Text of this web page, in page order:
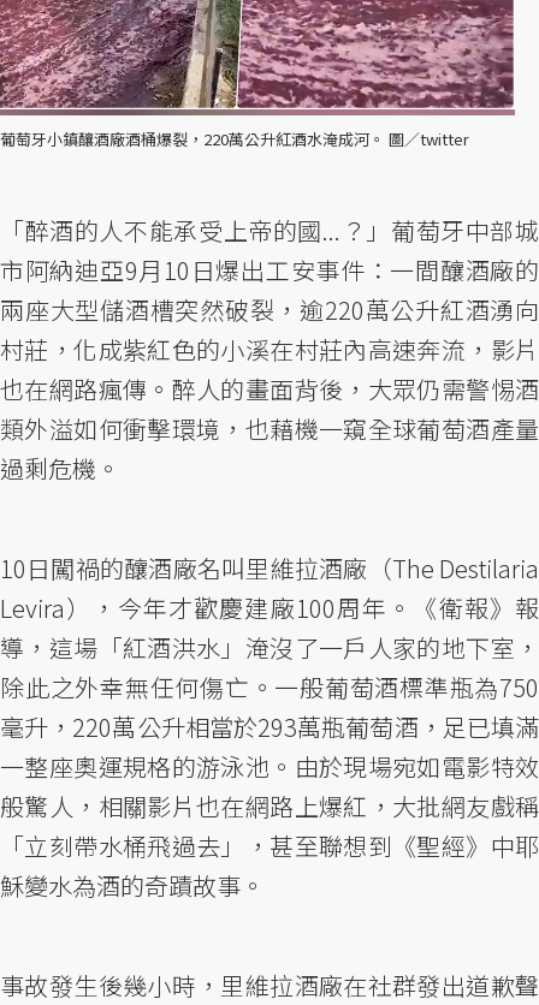
葡萄牙小鎮釀酒廠酒桶爆裂，220萬公升紅酒水淹成河。 圖／twitter
「醉酒的人不能承受上帝的國...？」葡萄牙中部城
市阿納迪亞9月10日爆出工安事件：一間釀酒廠的
兩座大型儲酒槽突然破裂，逾220萬公升紅酒湧向
村莊，化成紫紅色的小溪在村莊內高速奔流，影片
也在網路瘋傳。醉人的畫面背後，大眾仍需警惕酒
類外溢如何衝擊環境，也藉機一窺全球葡萄酒產量
過剩危機。
10日闖禍的釀酒廠名叫里維拉酒廠（The Destilaria
Levira），今年才歡慶建廠100周年。《衛報》報
導，這場「紅酒洪水」淹沒了一戶人家的地下室，
除此之外幸無任何傷亡。一般葡萄酒標準瓶為750
毫升，220萬公升相當於293萬瓶葡萄酒，足已填滿
一整座奧運規格的游泳池。由於現場宛如電影特效
般驚人，相關影片也在網路上爆紅，大批網友戲稱
「立刻帶水桶飛過去」，甚至聯想到《聖經》中耶
穌變水為酒的奇蹟故事。
事故發生後幾小時，里維拉酒廠在社群發出道歉聲